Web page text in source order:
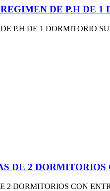
DE P.H DE 1
P.H DE 1 DORMITORIO
DE 2
2 DORMITORIOS CON